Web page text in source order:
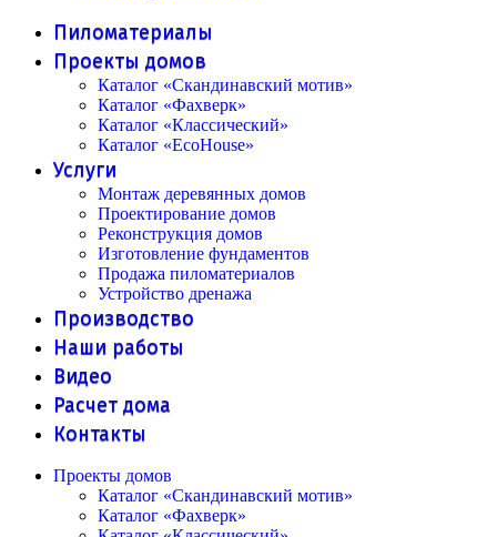
Пиломатериалы
Проекты домов
Каталог «Скандинавский мотив»
Каталог «Фахверк»
Каталог «Классический»
Каталог «EcoHouse»
Услуги
Монтаж деревянных домов
Проектирование домов
Реконструкция домов
Изготовление фундаментов
Продажа пиломатериалов
Устройство дренажа
Производство
Наши работы
Видео
Расчет дома
Контакты
Проекты домов
Каталог «Скандинавский мотив»
Каталог «Фахверк»